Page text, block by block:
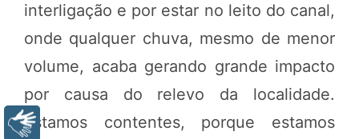
interligação e por estar no leito do canal,
onde qualquer chuva, mesmo de menor
volume, acaba gerando grande impacto
por causa do relevo da localidade.
Estamos contentes, porque estamos
Libras